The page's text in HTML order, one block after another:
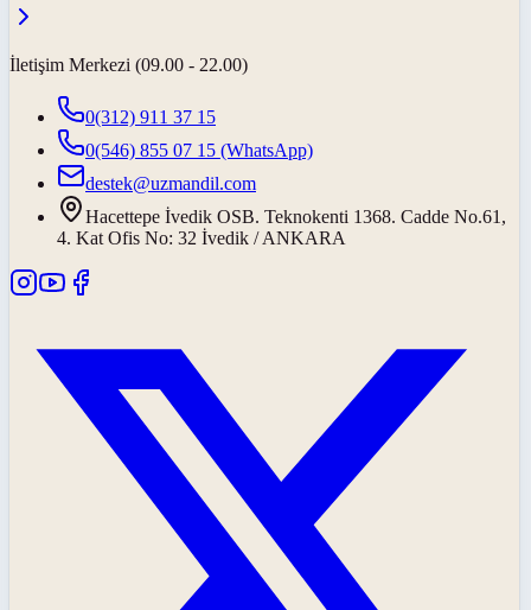
İletişim Merkezi (09.00 - 22.00)
0(312) 911 37 15
0(546) 855 07 15 (WhatsApp)
destek@uzmandil.com
Hacettepe İvedik OSB. Teknokenti 1368. Cadde No.61,
4. Kat Ofis No: 32 İvedik / ANKARA